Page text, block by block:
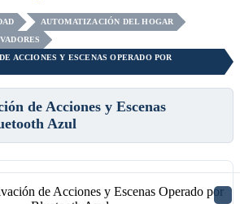
AUTOMATIZACIÓN DEL HOGAR
ACCIONES Y ESCENAS OPERADO POR
de Acciones y Escenas
Azul